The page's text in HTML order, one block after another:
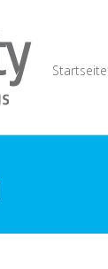
Startseite